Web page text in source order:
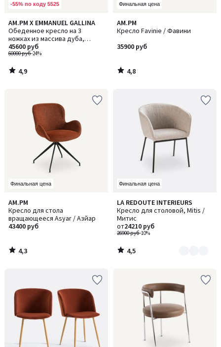
-55% по коду 5525
AM.PM X EMMANUEL GALLINA
Обеденное кресло на 3
ножках из массива дуба,
MARAIS/МАРЭС
60000 руб-24%
45600 руб
4,9
/ 5
4,9
/
Финальная цена
AM.PM
Кресло Favinie / Фавини
35900 руб
4,8
/ 5
4,8
/
Финальная цена
AM.PM
Кресло для стола
вращающееся Asyar / Азйар
43400 руб
4,3
/ 5
4,3
/
Финальная цена
LA REDOUTE INTERIEURS
Кресло для столовой, Mitis /
Митис
26900 руб-10%
от24210 руб
4,5
/ 5
Количество
цветов:
2
4,5
/